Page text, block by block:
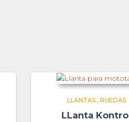
LLANTAS, RUEDAS
LLanta Kontrol